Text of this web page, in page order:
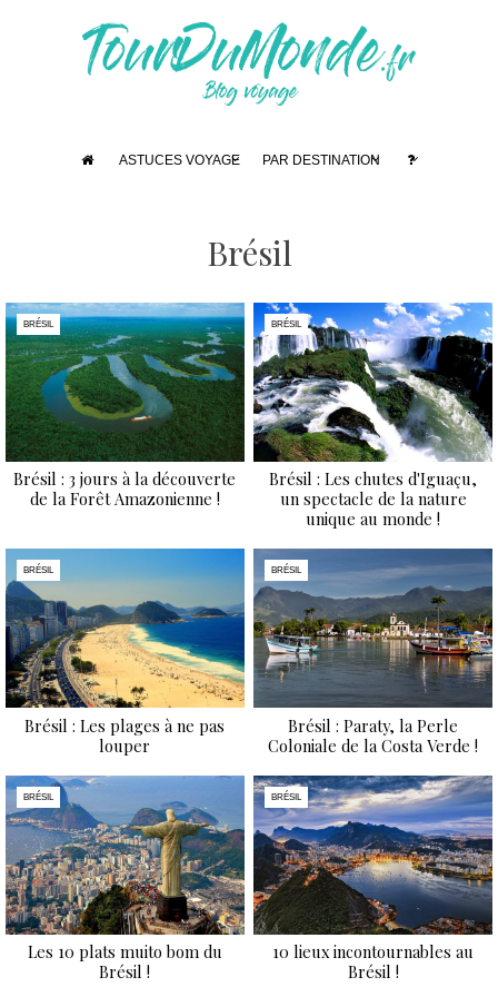
ASTUCES VOYAGE PAR DESTINATION
Brésil
BRÉSIL
Brésil : 3 jours à la découverte
de la Forêt Amazonienne !
BRÉSIL
Brésil : Les chutes d'Iguaçu,
un spectacle de la nature
unique au monde !
BRÉSIL
Brésil : Les plages à ne pas
louper
BRÉSIL
Brésil : Paraty, la Perle
Coloniale de la Costa Verde !
BRÉSIL
Les 10 plats muito bom du
Brésil !
BRÉSIL
10 lieux incontournables au
Brésil !